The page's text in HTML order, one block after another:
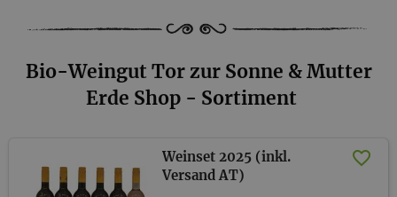
Bio-Weingut Tor zur Sonne & Mutter
Erde Shop - Sortiment
Weinset 2025 (inkl.
Versand AT)